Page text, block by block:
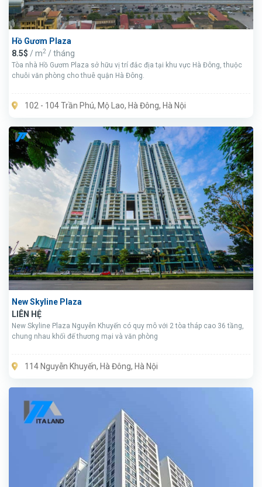
Hồ Gươm Plaza
8.5$ / m2 / tháng
Tòa nhà Hồ Gươm Plaza sở hữu vị trí đắc địa tại khu vực Hà Đông, thuộc
chuỗi văn phòng cho thuê quận Hà Đông.
102 - 104 Trần Phú, Mộ Lao, Hà Đông, Hà Nội
New Skyline Plaza
LIÊN HỆ
New Skyline Plaza Nguyễn Khuyến có quy mô với 2 tòa tháp cao 36 tầng,
chung nhau khối đế thương mại và văn phòng
114 Nguyễn Khuyến, Hà Đông, Hà Nội